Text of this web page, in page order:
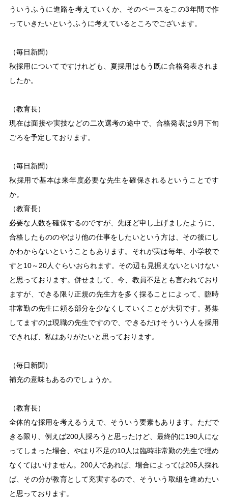
ういうふうに進路を考えていくか、そのベースをこの3年間で作
っていきたいというふうに考えているところでございます。
（毎日新聞）
秋採用についてですけれども、夏採用はもう既に合格発表されま
したか。
（教育長）
現在は面接や実技などの二次選考の途中で、合格発表は9月下旬
ごろを予定しております。
（毎日新聞）
秋採用で基本は来年度必要な先生を確保されるということです
か。
（教育長）
必要な人数を確保するのですが、先ほど申し上げましたように、
合格したもののやはり他の仕事をしたいという方は、その後にし
かわからないということもあります。それが実は毎年、小学校で
すと10～20人ぐらいおられます。その辺も見据えないといけない
と思っております。併せまして、今、教員不足とも言われており
ますが、できる限り正規の先生方を多く採ることによって、臨時
非常勤の先生に頼る部分を少なくしていくことが大切です。募集
してますのは現職の先生ですので、できるだけそういう人を採用
できれば、私はありがたいと思っております。
（毎日新聞）
補充の意味もあるのでしょうか。
（教育長）
全体的な採用を考えるうえで、そういう要素もあります。ただで
きる限り、例えば200人採ろうと思ったけど、最終的に190人にな
ってしまった場合、やはり不足の10人は臨時非常勤の先生で埋め
なくてはいけません。200人であれば、場合によっては205人採れ
ば、その分が教育として充実するので、そういう取組を進めたい
と思っております。